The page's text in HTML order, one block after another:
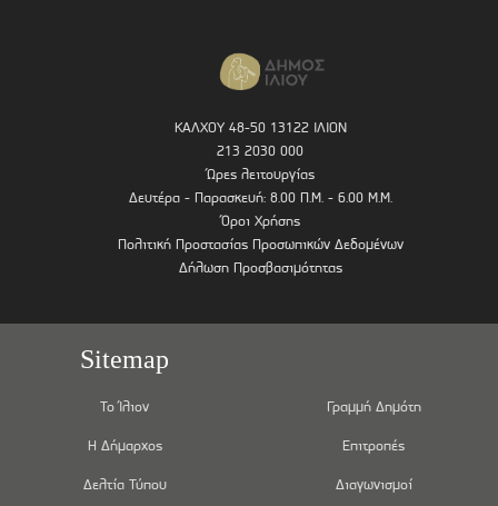
ΚΑΛΧΟΥ 48-50 13122 ΙΛΙΟΝ
213 2030 000
Ώρες λειτουργίας
Δευτέρα - Παρασκευή: 8.00 Π.Μ. - 6.00 Μ.Μ.
Όροι Χρήσης
Πολιτική Προστασίας Προσωπικών Δεδομένων
Δήλωση Προσβασιμότητας
Sitemap
Το Ίλιον
Η Δήμαρχος
Δελτία Τύπου
Γραμμή Δημότη
Επιτροπές
Διαγωνισμοί